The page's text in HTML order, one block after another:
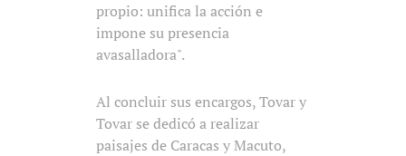
propio: unifica la acción e
impone su presencia
avasalladora".
Al concluir sus encargos, Tovar y
Tovar se dedicó a realizar
paisajes de Caracas y Macuto,